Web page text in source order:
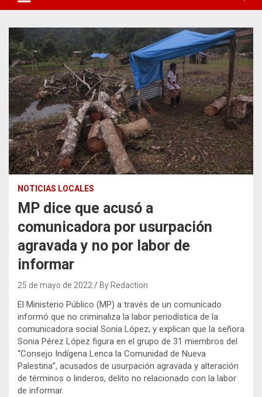
NOTICIAS LOCALES
MP dice que acusó a
comunicadora por usurpación
agravada y no por labor de
informar
25 de mayo de 2022 By Redaction
El Ministerio Público (MP) a través de un comunicado
informó que no criminaliza la labor periodística de la
comunicadora social Sonia López; y explican que la señora
Sonia Pérez López figura en el grupo de 31 miembros del
“Consejo Indígena Lenca la Comunidad de Nueva
Palestina”, acusados de usurpación agravada y alteración
de términos o linderos, delito no relacionado con la labor
de informar.